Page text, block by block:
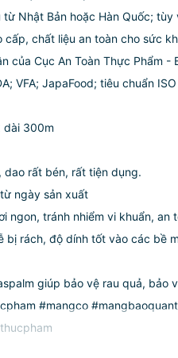
Nhật Bản hoặc Hàn Quốc; tùy
cấp, chất liệu an toàn cho sức
của Cục An Toàn Thực Phẩm -
VFA; JapaFood; tiêu chuẩn
dài 300m
rất bén, rất tiện dụng.
ngày sản xuất
ngon, tránh nhiểm vi khuẩn, an
bị rách, độ dính tốt vào các bề
giúp bảo vệ rau quả, bảo
#mangco